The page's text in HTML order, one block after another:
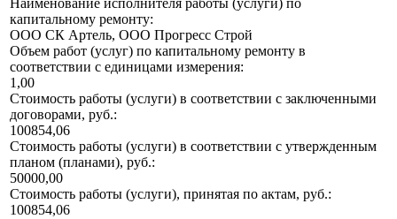
Наименование исполнителя работы (услуги) по
капитальному ремонту:
ООО СК Артель, ООО Прогресс Строй
Объем работ (услуг) по капитальному ремонту в
соответствии с единицами измерения:
1,00
Стоимость работы (услуги) в соответствии с заключенными
договорами, руб.:
100854,06
Стоимость работы (услуги) в соответствии с утвержденным
планом (планами), руб.:
50000,00
Стоимость работы (услуги), принятая по актам, руб.:
100854,06